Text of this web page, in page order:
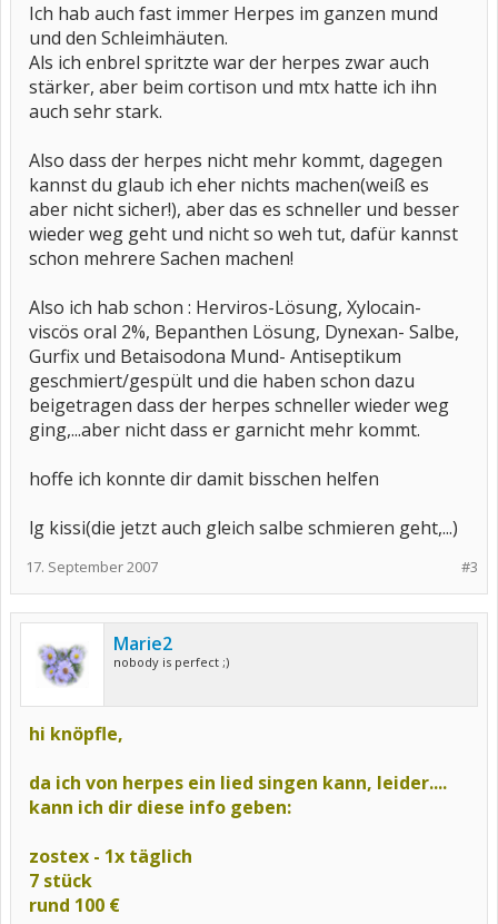
Ich hab auch fast immer Herpes im ganzen mund
und den Schleimhäuten.
Als ich enbrel spritzte war der herpes zwar auch
stärker, aber beim cortison und mtx hatte ich ihn
auch sehr stark.
Also dass der herpes nicht mehr kommt, dagegen
kannst du glaub ich eher nichts machen(weiß es
aber nicht sicher!), aber das es schneller und besser
wieder weg geht und nicht so weh tut, dafür kannst
schon mehrere Sachen machen!
Also ich hab schon : Herviros-Lösung, Xylocain-
viscös oral 2%, Bepanthen Lösung, Dynexan- Salbe,
Gurfix und Betaisodona Mund- Antiseptikum
geschmiert/gespült und die haben schon dazu
beigetragen dass der herpes schneller wieder weg
ging,...aber nicht dass er garnicht mehr kommt.
hoffe ich konnte dir damit bisschen helfen
lg kissi(die jetzt auch gleich salbe schmieren geht,...)
#3
17. September 2007
Marie2
nobody is perfect ;)
hi knöpfle,
da ich von herpes ein lied singen kann, leider....
kann ich dir diese info geben:
zostex - 1x täglich
7 stück
rund 100 €